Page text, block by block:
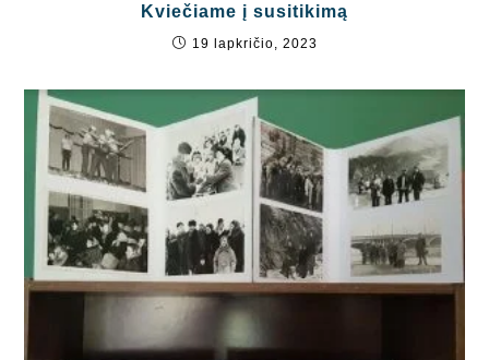
Kviečiame į susitikimą
19 lapkričio, 2023